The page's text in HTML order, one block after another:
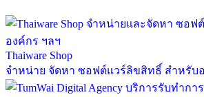
Thaiware Shop
จำหน่าย จัดหา ซอฟต์แวร์ลิขสิทธิ์ สำหรับ